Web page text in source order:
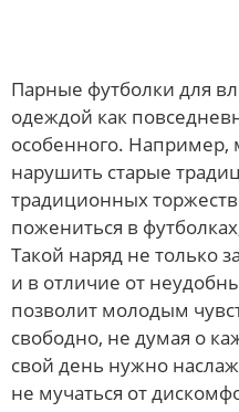
Парные футболки для
одеждой как
особенного.
нарушить старые
традиционных
пожениться в
Такой наряд не только
и в отличие от
позволит молодым
свободно, не думая о
свой день нужно
не мучаться от